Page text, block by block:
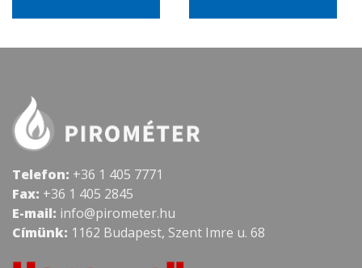
Telefon: +36 1 405 7771
Fax: +36 1 405 2845
E-mail: info@pirometer.hu
Címünk: 1162 Budapest, Szent Imre u. 68